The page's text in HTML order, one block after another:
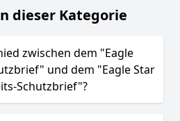
dieser Kategorie
zwischen dem "Eagle
und dem "Eagle Star
Schutzbrief"?